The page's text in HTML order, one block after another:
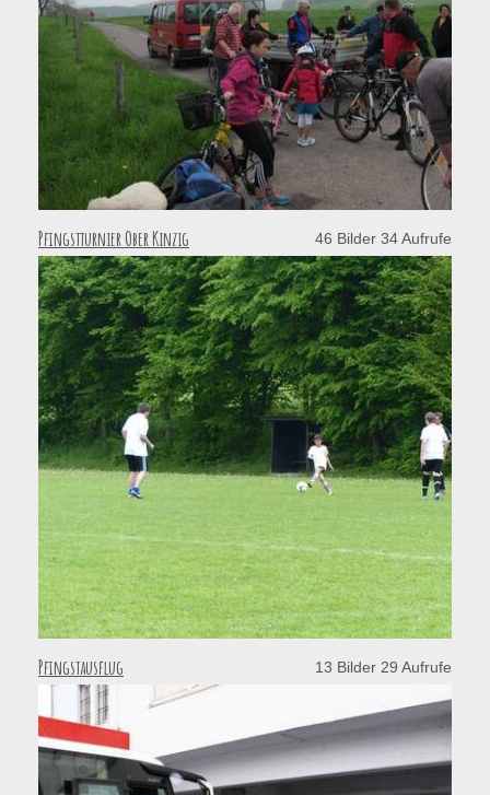
Pfingstturnier Ober Kinzig 46 Bilder 34 Aufrufe
Pfingstausflug 13 Bilder 29 Aufrufe